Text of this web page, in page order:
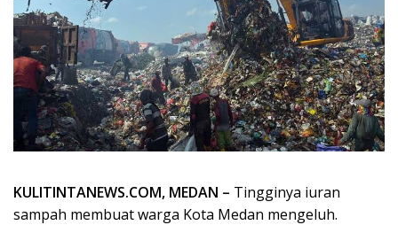
KULITINTANEWS.COM, MEDAN – Tingginya iuran
sampah membuat warga Kota Medan mengeluh.